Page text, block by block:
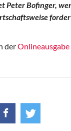
Peter Bofinger,
derOnlineausgabe